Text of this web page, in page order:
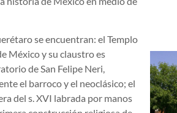
se encuentran: el Templo
México y su claustro es
de San Felipe Neri,
el barroco y el neoclásico; el
del s. XVI labrada por manos